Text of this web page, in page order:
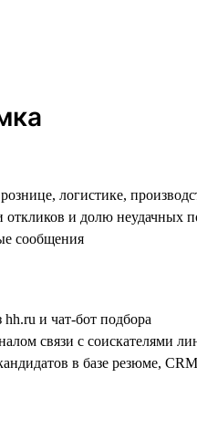
логистике,
откликов и долю неудачных
сообщения
hh.ru и чат-бот подбора
связи с соискателями
в базе резюме,